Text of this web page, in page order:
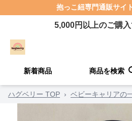
抱っこ紐専門通販サイト
5,000円以上のご購
新着商品 商品を検索
ハグベリー TOP › ベビーキャリアの